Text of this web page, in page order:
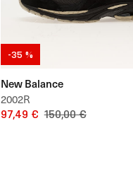
-35 %
New Balance
2002R
97,49 € 150,00 €